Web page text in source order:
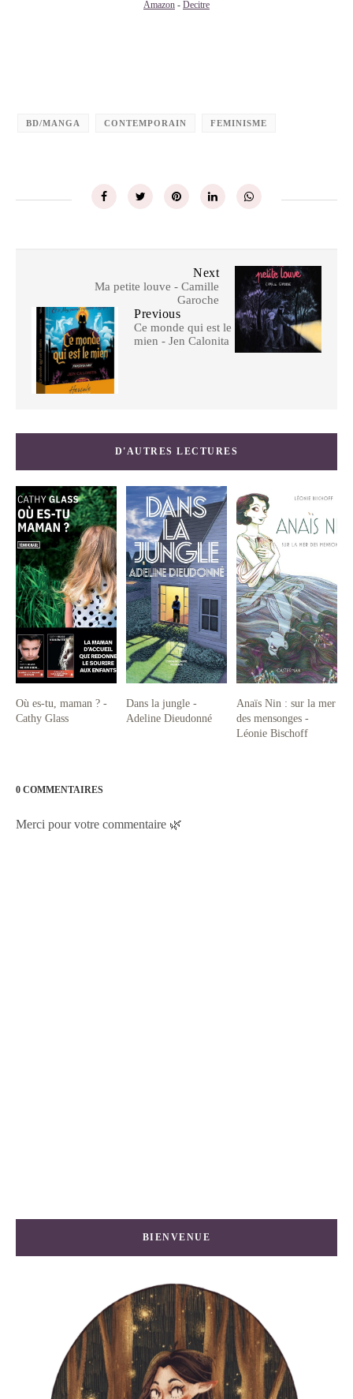
Amazon - Decitre
BD/MANGA CONTEMPORAIN FEMINISME
Next
Ma petite louve - Camille
Garoche
Previous
Ce monde qui est le
mien - Jen Calonita
D'AUTRES LECTURES
Où es-tu, maman ? -
Cathy Glass
Dans la jungle -
Adeline Dieudonné
Anaïs Nin : sur la mer
des mensonges -
Léonie Bischoff
0 COMMENTAIRES
Merci pour votre commentaire 🌿
BIENVENUE